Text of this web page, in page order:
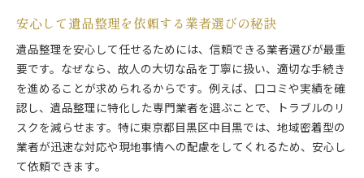
安心して遺品整理を依頼する業者選びの秘訣
遺品整理を安心して任せるためには、信頼できる業者選びが最重
要です。なぜなら、故人の大切な品を丁寧に扱い、適切な手続き
を進めることが求められるからです。例えば、口コミや実績を確
認し、遺品整理に特化した専門業者を選ぶことで、トラブルのリ
スクを減らせます。特に東京都目黒区中目黒では、地域密着型の
業者が迅速な対応や現地事情への配慮をしてくれるため、安心し
て依頼できます。